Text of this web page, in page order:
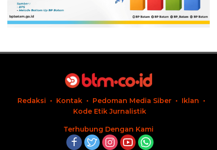
Redaksi Kontak Pedoman Media Siber
Iklan
Kode Etik Jurnalistik
Terhubung Dengan Kami